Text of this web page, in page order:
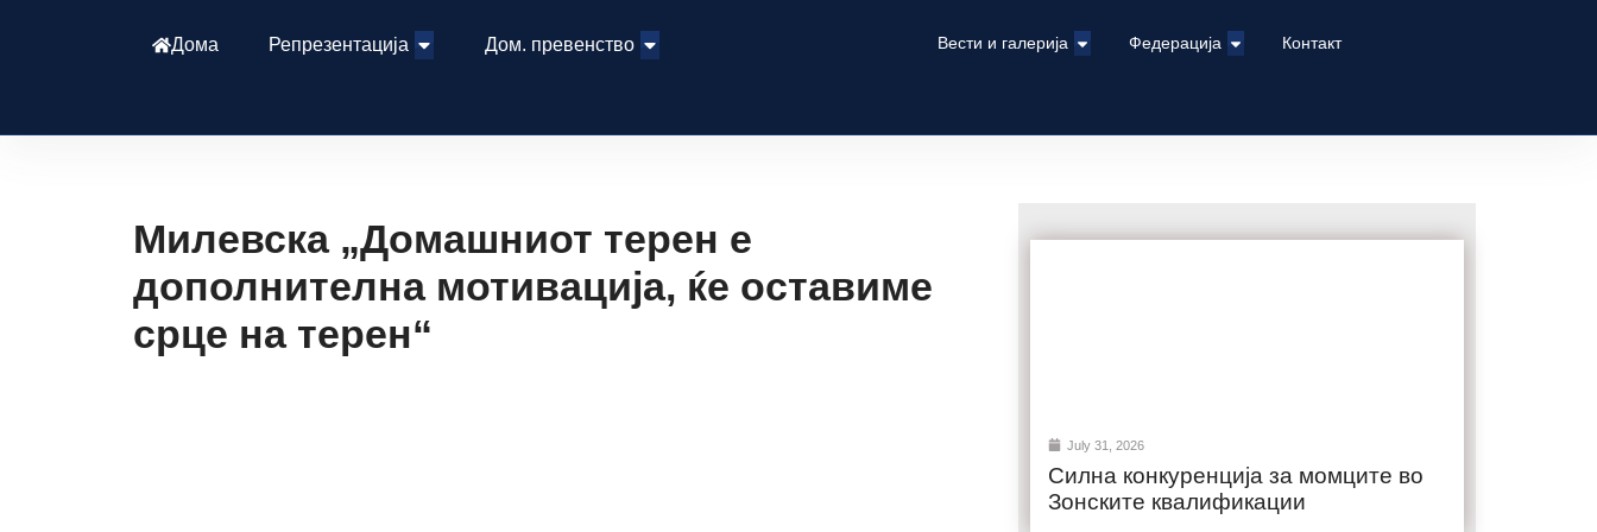
Дома Репрезентација Дом. превенство Вести и галерија Федерација Контакт
Милевска „Домашниот терен е
дополнителна мотивација, ќе оставиме
срце на терен“
July 31, 2026
Силна конкуренција за момците во
Зонските квалификации